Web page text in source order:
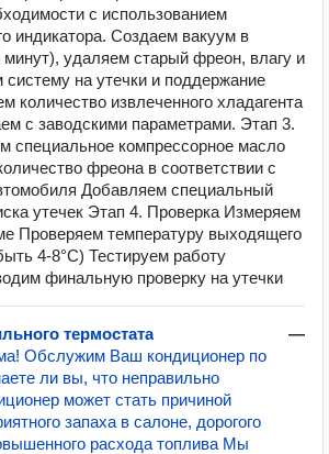
с использованием
индикатора. Создаем вакуум в
минут), удаляем старый фреон, влагу и
на утечки и поддержание
количество извлеченного хладагента
с заводскими параметрами. Этап 3.
специальное компрессорное масло
фреона в соответствии с
Добавляем специальный
утечек Этап 4. Проверка Измеряем
Проверяем температуру выходящего
4-8°C) Тестируем работу
финальную проверку на утечки
термостата
—
Обслужим Ваш кондиционер по
ли вы, что неправильно
может стать причиной
запаха в салоне, дорогого
расхода топлива Мы